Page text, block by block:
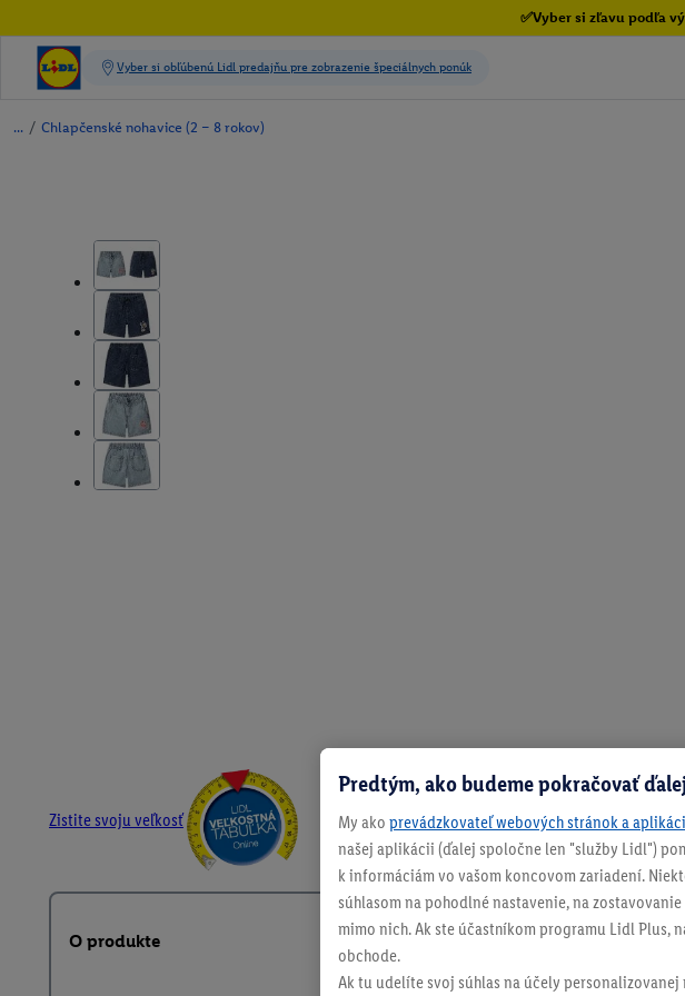
✅Vyber si zľavu podľa
/ Chlapčenské nohavice (2 – 8 rokov)
Zistite svoju veľkosť
O produkte
Predtým, ako budeme pokračovať
My ako prevádzkovateľ webových stránok a
našej aplikácii (ďalej spoločne len "služby Lidl")
k informáciám vo vašom koncovom zariadení.
súhlasom na pohodlné nastavenie, na
mimo nich. Ak ste účastníkom programu Lidl Plus,
obchode.
Ak tu udelíte svoj súhlas na účely